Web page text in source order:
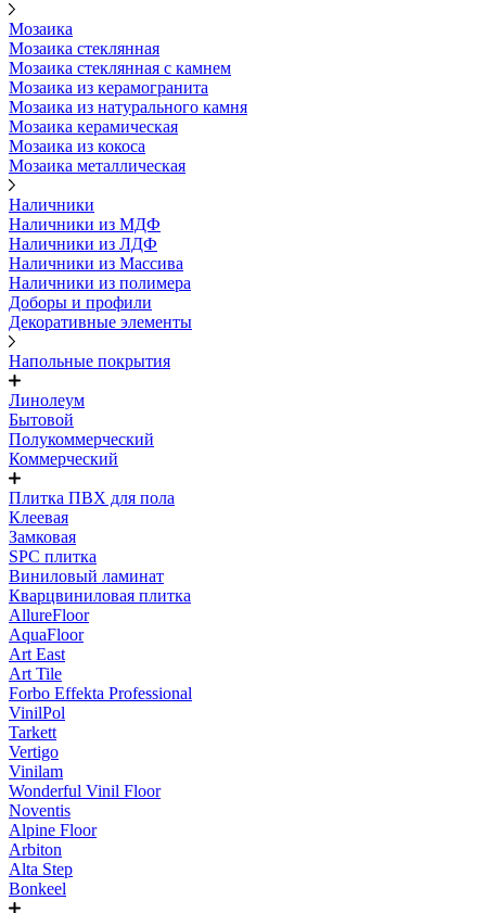
Мозаика
Мозаика стеклянная
Мозаика стеклянная с камнем
Мозаика из керамогранита
Мозаика из натурального камня
Мозаика керамическая
Мозаика из кокоса
Мозаика металлическая
Наличники
Наличники из МДФ
Наличники из ЛДФ
Наличники из Массива
Наличники из полимера
Доборы и профили
Декоративные элементы
Напольные покрытия
Линолеум
Бытовой
Полукоммерческий
Коммерческий
Плитка ПВХ для пола
Клеевая
Замковая
SPC плитка
Виниловый ламинат
Кварцвиниловая плитка
AllureFloor
AquaFloor
Art East
Art Tile
Forbo Effekta Professional
VinilPol
Tarkett
Vertigo
Vinilam
Wonderful Vinil Floor
Noventis
Alpine Floor
Arbiton
Alta Step
Bonkeel